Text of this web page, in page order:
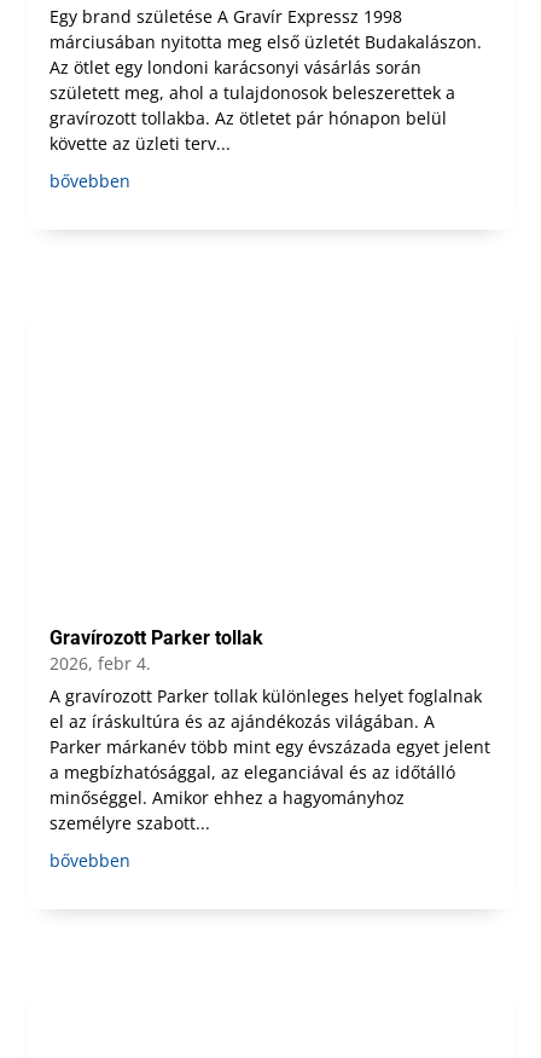
Egy brand születése A Gravír Expressz 1998
márciusában nyitotta meg első üzletét Budakalászon.
Az ötlet egy londoni karácsonyi vásárlás során
született meg, ahol a tulajdonosok beleszerettek a
gravírozott tollakba. Az ötletet pár hónapon belül
követte az üzleti terv...
bővebben
Gravírozott Parker tollak
2026, febr 4.
A gravírozott Parker tollak különleges helyet foglalnak
el az íráskultúra és az ajándékozás világában. A
Parker márkanév több mint egy évszázada egyet jelent
a megbízhatósággal, az eleganciával és az időtálló
minőséggel. Amikor ehhez a hagyományhoz
személyre szabott...
bővebben